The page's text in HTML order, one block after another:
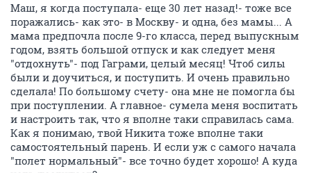
Маш, я когда поступала- еще 30 лет назад!- тоже все
поражались- как это- в Москву- и одна, без мамы... А
мама предпочла после 9-го класса, перед выпускным
годом, взять большой отпуск и как следует меня
"отдохнуть"- под Гаграми, целый месяц! Чтоб силы
были и доучиться, и поступить. И очень правильно
сделала! По большому счету- она мне не помогла бы
при поступлении. А главное- сумела меня воспитать
и настроить так, что я вполне таки справилась сама.
Как я понимаю, твой Никита тоже вполне таки
самостоятельный парень. И если уж с самого начала
"полет нормальный"- все точно будет хорошо! А куда